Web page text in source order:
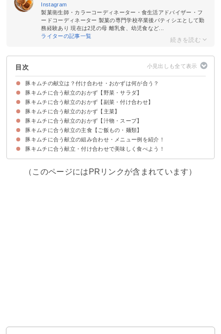
Instagram
製菓衛生師・カラーコーディネーター・食生活アドバイザー・フ
ードコーディネーター 製菓の専門学校卒業後パティシエとして勤
務経験あり 現在は2児の母 離乳食、幼児食など...
ライターの記事一覧
目次
豚キムチの献立は？付け合わせ・おかずは何が合う？
豚キムチに合う献立のおかず【野菜・サラダ】
①ポテトサラダ
②チョレギサラダ
③シーザーサラダ
④冷やしトマト
⑤大根サラダ
豚キムチに合う献立のおかず【副菜・付け合わせ】
①きゅうりの酢の物
②にんじんともやしのナムル
③塩昆布とねぎの冷奴
④じゃがいもとオリーブのパクチー炒め
⑤なすと大葉のさっぱり和え
⑥キャベツとひじきのツナマヨ和え
⑦彩り野菜のソテー
豚キムチに合う献立のおかず【主菜】
①エビフライ
②カニクリームコロッケ
③肉じゃが
④春巻き
⑤いんげんとにんじんの甘辛チキンロール
豚キムチに合う献立のおかず【汁物・スープ】
①卵スープ
②コンソメスープ
③わかめスープ
④味噌汁
豚キムチに合う献立の主食【ご飯もの・麺類】
①きのこの炊き込みご飯
②チャーハン
③冷やしラーメン
④釜玉うどん
豚キムチに合う献立の組み合わせ・メニュー例を紹介！
献立メニュー例①
献立メニュー例②
献立メニュー例③
豚キムチに合う献立・付け合わせで美味しく食べよう！
（このページにはPRリンクが含まれています）